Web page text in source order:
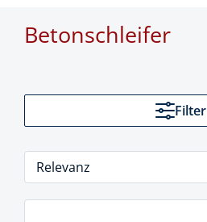
Betonschleifer
Filter